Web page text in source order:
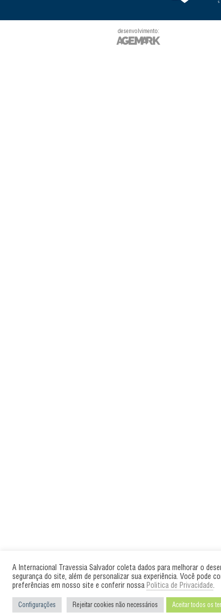
desenvolvimento:
A Internacional Travessia Salvador coleta dados para melhorar o
segurança do site, além de personalizar sua experiência. Você pode
preferências em nosso site e conferir nossa Politica de Privacidade.
Configurações Rejeitar cookies não necessários Aceitar todos os